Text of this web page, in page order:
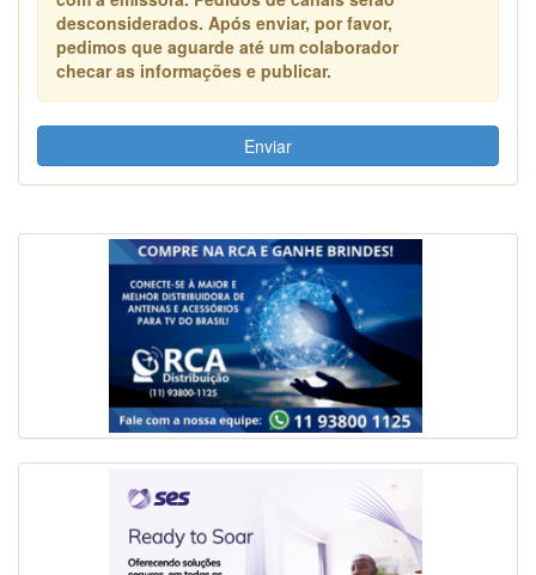
desconsiderados. Após enviar, por favor,
pedimos que aguarde até um colaborador
checar as informações e publicar.
Enviar